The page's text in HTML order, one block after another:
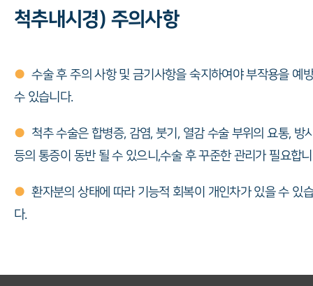
척추내시경) 주의사항
● 수술 후 주의 사항 및 금기사항을 숙지하여야 부작용을 예
수 있습니다.
● 척추 수술은 합병증, 감염, 붓기, 열감 수술 부위의 요통, 방
등의 통증이 동반 될 수 있으니,수술 후 꾸준한 관리가 필요합
● 환자분의 상태에 따라 기능적 회복이 개인차가 있을 수 있
다.